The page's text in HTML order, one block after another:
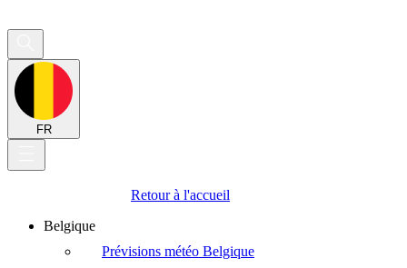
FR
Retour à l'accueil
Belgique
Prévisions météo Belgique